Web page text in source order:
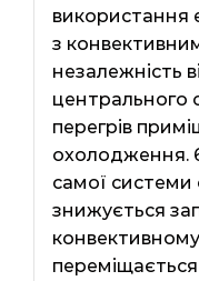
використання
з
незалежність
центрального
перегрів
охолодження.
самої системи
знижується